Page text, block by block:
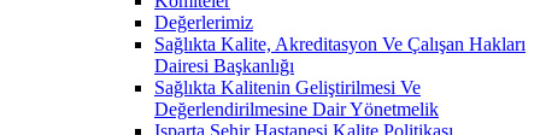
Değerlerimiz
Sağlıkta Kalite, Akreditasyon Ve Çalışan Hakları
Dairesi Başkanlığı
Sağlıkta Kalitenin Geliştirilmesi Ve
Değerlendirilmesine Dair Yönetmelik
Isparta Şehir Hastanesi Kalite Politikası